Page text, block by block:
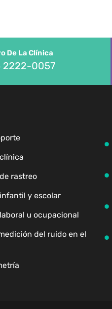
De La Clínica
2222-0057
rastreo
y escolar
u ocupacional
del ruido en el